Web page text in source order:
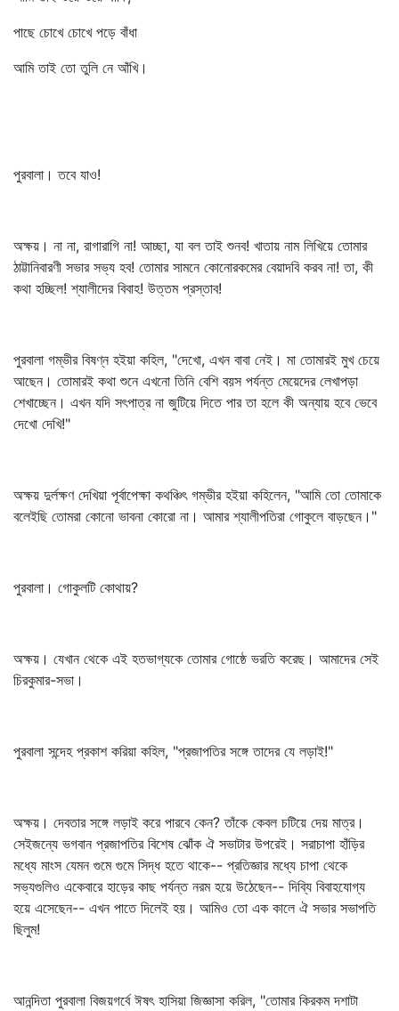
পাছে চোখে চোখে পড়ে বাঁধা
আমি তাই তো তুলি নে আঁখি।
পুরবালা। তবে যাও!
অক্ষয়। না না, রাগারাগি না! আচ্ছা, যা বল তাই শুনব! খাতায় নাম লিখিয়ে তোমার
ঠাট্টানিবারণী সভার সভ্য হব! তোমার সামনে কোনোরকমের বেয়াদবি করব না! তা, কী
কথা হচ্ছিল! শ্যালীদের বিবাহ! উত্তম প্রস্তাব!
পুরবালা গম্ভীর বিষণ্ন হইয়া কহিল, "দেখো, এখন বাবা নেই। মা তোমারই মুখ চেয়ে
আছেন। তোমারই কথা শুনে এখনো তিনি বেশি বয়স পর্যন্ত মেয়েদের লেখাপড়া
শেখাচ্ছেন। এখন যদি সৎপাত্র না জুটিয়ে দিতে পার তা হলে কী অন্যায় হবে ভেবে
দেখো দেখি!"
অক্ষয় দুর্লক্ষণ দেখিয়া পূর্বাপেক্ষা কথঞ্চিৎ গম্ভীর হইয়া কহিলেন, "আমি তো তোমাকে
বলেইছি তোমরা কোনো ভাবনা কোরো না। আমার শ্যালীপতিরা গোকুলে বাড়ছেন।"
পুরবালা। গোকুলটি কোথায়?
অক্ষয়। যেখান থেকে এই হতভাগ্যকে তোমার গোষ্ঠে ভরতি করেছ। আমাদের সেই
চিরকুমার-সভা।
পুরবালা সন্দেহ প্রকাশ করিয়া কহিল, "প্রজাপতির সঙ্গে তাদের যে লড়াই!"
অক্ষয়। দেবতার সঙ্গে লড়াই করে পারবে কেন? তাঁকে কেবল চটিয়ে দেয় মাত্র।
সেইজন্যে ভগবান প্রজাপতির বিশেষ ঝোঁক ঐ সভাটার উপরেই। সরাচাপা হাঁড়ির
মধ্যে মাংস যেমন গুমে গুমে সিদ্ধ হতে থাকে-- প্রতিজ্ঞার মধ্যে চাপা থেকে
সভ্যগুলিও একেবারে হাড়ের কাছ পর্যন্ত নরম হয়ে উঠেছেন-- দিব্যি বিবাহযোগ্য
হয়ে এসেছেন-- এখন পাতে দিলেই হয়। আমিও তো এক কালে ঐ সভার সভাপতি
ছিলুম!
আনন্দিতা পুরবালা বিজয়গর্বে ঈষৎ হাসিয়া জিজ্ঞাসা করিল, "তোমার কিরকম দশাটা